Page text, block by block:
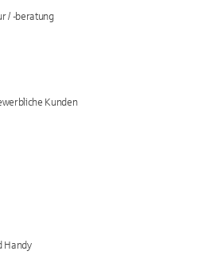
/ -beratung
Kunden
Handy